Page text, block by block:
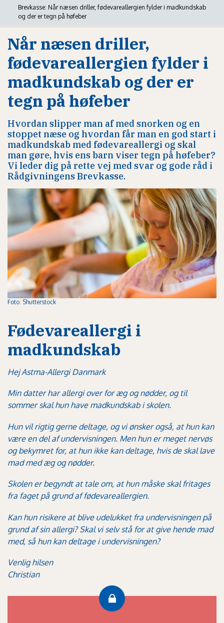
Brevkasse: Når næsen driller, fødevareallergien fylder i madkundskab
og der er tegn på høfeber
Når næsen driller,
fødevareallergien fylder i
madkundskab og der er
tegn på høfeber
Hvordan slipper man af med snorken og en
stoppet næse og hvordan får man en god start i
madkundskab med fødevareallergi og skal
man gøre, hvis ens barn viser tegn på høfeber?
Vi leder dig på rette vej med svar og gode råd i
Rådgivningens Brevkasse.
Foto: Shutterstock
Fødevareallergi i
madkundskab
Hej Astma-Allergi Danmark
Min datter har allergi over for æg og nødder, og til
sommer skal hun have madkundskab i skolen.
Hun vil rigtig gerne deltage, og vi ønsker også, at hun kan
være en del af undervisningen. Men hun er meget nervøs
og bekymret for, at hun ikke kan deltage, hvis de skal lave
mad med æg og nødder.
Skolen er begyndt at tale om, at hun måske skal fritages
fra faget på grund af fødevareallergien.
Kan hun risikere at blive udelukket fra undervisningen på
grund af sin allergi? Skal vi selv stå for at give hende mad
med, så hun kan deltage i undervisningen?
Venlig hilsen
Christian